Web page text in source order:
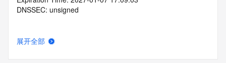
DNSSEC: unsigned
展开全部